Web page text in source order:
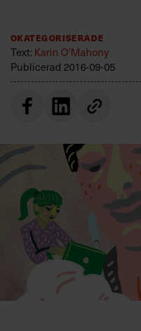
Okategoriserade
Text:Karin O'Mahony
Publicerad 2016-09-05